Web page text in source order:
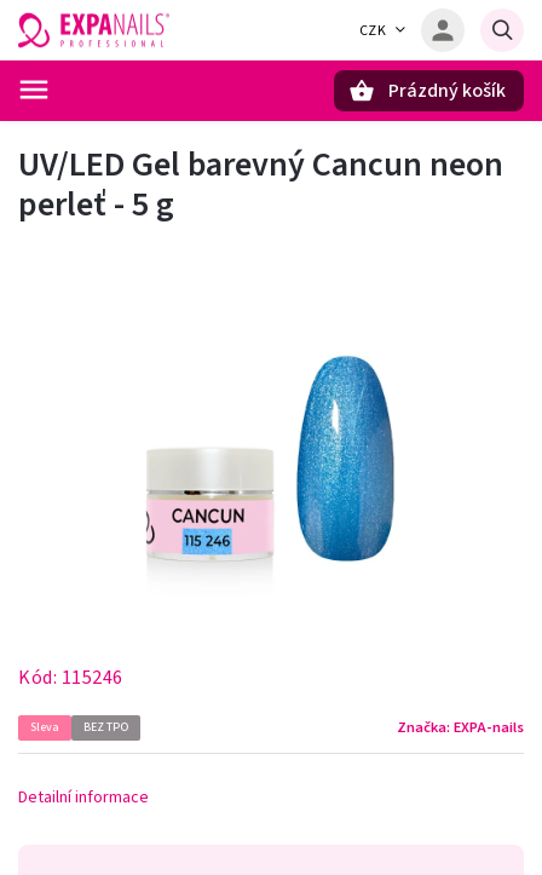
CZK
Prázdný košík
UV/LED Gel barevný Cancun neon
perleť - 5 g
Kód: 115246
Sleva BEZ TPO Značka: EXPA-nails
Detailní informace